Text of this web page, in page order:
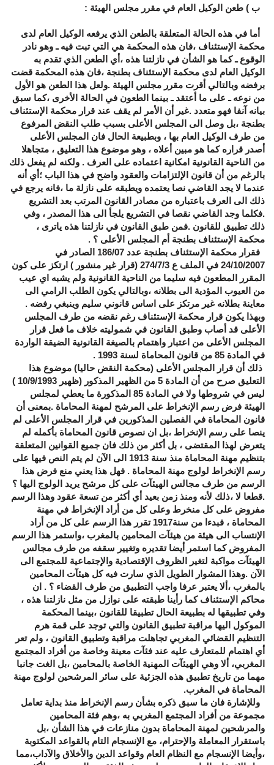
ب ) طعن الوكيل العام في مقرر مجلس الهيئة :
أما في هذه الحالة المتعلقة بالطعن الذي يرفعه الوكيل العام لدى
محكمة الإستئناف ،فان هذه المحكمة هي التي تبت فيه ـ وهو نادر
الوقوع ـ كما هو الشأن في نازلتنا هذه ،أي الطعن الذي تقدم به
الوكيل العام لدى محكمة الإستئناف بطنجة ،فان هذه المحكمة قضت
برفضه وبالتالي أقرت مقرر مجلس الهيئة .ولعل هذا الطعن هو الأول
من نوعه ـ على ما أعتقد ـ بينما الطعون في الحالة الأخرى ،كما سبق
بيانه آنفا فهو متعدد .غير أن الأمر لم يقف عند قرار محكمة الإستئناف
بطنجة ،بل وصل الى المجلس الأعلى بسبب طلب النقض المرفوع
من طرف الوكيل العام بها ، وبطبيعة الحال فان المجلس الأعلى
أصدر قراره كما هو مبين أعلاه ، وهو موضوع هذا التعليق ، متجاهلا
من الناحية القانونية امكانية اعتماده على العرف . ولكنه لم يفعل ذلك
بالرغم من أن قانون الإلتزامات والعقود واضح في هذا الباب ؛أي أنه
عندما لا يجد القاضي نصا يعتمده ويطبقه على نازلة ما ،فانه يرجع في
ذلك الى العرف باعتباره من مصادر القانون المرتب بعد التشريع
.فكلما وجد القاضي نقصا في التشريع يلجأ الى هذا المصدر ، وفي
ذلك تطبيق للقانون .فمن طبق القانون في نازلتنا هذه ياترى ،
محكمة الإستئناف بطنجة أم المجلس الأعلى ؟ .
فقرار محكمة الإستئناف بطنجة عدد 186/07 الصادر في
24/10/2007 في الملف ع 274/7/3 (قرار غير منشور ) ارتكز على كون
المقرر المطعون فيه سليما من الناحية القانونية ولم يشبه اي عيب
من العيوب المؤدية الى بطلانه ،وبالتالي يكون الطلب الرامي الى
معاينة بطلانه غير مرتكز على اساس قانوني سليم وينبغي رفضه .
وبهذا يكون قرار محكمة الإستئناف رغم نقضه من طرف المجلس
الأعلى قد أصاب وطبق القانون في شموليته خلاف ما فعل قرار
المجلس الأعلى من اعتبار واهتمام بالصيغة القانونية الضيقة الواردة
في المادة 85 من قانون المحاماة لسنة 1993 .
ذلك أن قرار المجلس الأعلى (محكمة النقض حاليا) موضوع هذا
التعليق صرح من أن المادة 5 من الظهير المذكور (ظهير 10/9/1993 )
ليس في شروطها ولا في المادة 85 المذكورة ما يعطي لمجلس
الهيئة فرض رسم الإنخراط على المرشح لمهنة المحاماة .بمعنى أن
قانون المحاماة في الفصلين المذكورين في قرار المجلس الأعلى لم
ينصا على رسم الإنخراط ،بل ان نصوص قانون المحاماة بأكمله لم
يتعرض لهذا المقتضى ، بل أكثر من ذلك فان جميع القوانين المتعلقة
بتنظيم مهنة المحاماة منذ سنة 1913 الى الآن لم يتم النص فيها على
رسم الإنخراط لولوج مهنة المحاماة . فهل هذا يعني منع فرض هذا
الرسم من طرف مجالس الهيئآت على كل مرشح يريد الولوج اليها ؟
.قطعا لا ،ذلك لأنه ومنذ زمن بعيد أي أكثر من تسعة عقود وهذا الرسم
مفروض على كل منخرط وعلى كل من أراد الإنخراط في مهنة
المحاماة ، فبدءا من سنة1917 تقرر هذا الرسم على كل من أراد
الإنتساب الى هيئة من هيئآت المحامين بالمغرب ،واستمر هذا الرسم
المفروض كما استمر أيضا تقديره وتغيير سقفه من طرف مجالس
الهيئآت مواكبة لتغير الظروف الإقتصادية والإجتماعية للمجتمع الى
الآن .وهذا المشوار الطويل الذي سارت فيه كل هيئآت المحامين
بالمغرب ،ألا يعتبر عرفا واجب التطبيق من طرف القضاء ؟ . ان
محاكم الإستئناف كما رأينا طبقته على نوازل من مثل نازلتنا هذه ،
وفي تطبيقها له بطبيعة الحال تطبيقا للقانون ،بينما المحكمة
الموكول اليها مراقبة تطبيق القانون والتي توجد على قمة هرم
التنظيم القضائي المغربي تجاهلت مراقبة وتطبيق القانون ، ولم تعر
أي اهتمام للمتعارف عليه عند فئآت معينة وخاصة من أفراد المجتمع
المغربي، ألا وهي الهيئآت المهنية الخاصة بالمحامين ،بل الغت جانبا
مهما من تاريخ تطبيق هذه الجزئية على سائر المرشحين لولوج مهنة
المحاماة في المغرب.
وللإشارة فان ما سبق ذكره بشأن رسم الإنخراط منذ بداية تعامل
مجموعة من أفراد المجتمع المغربي به ،وهم فئة المحامين
والمرشحين لمهنة المحاماة بدون منازعات في هذا الشأن ،بل
باستقرار المعاملة والإحترام، مع الإنسجام التام بالقواعد المكتوبة
،وأيضا الإنسجام مع النظام العام وقواعد الدين والأخلاق والآداب،مما